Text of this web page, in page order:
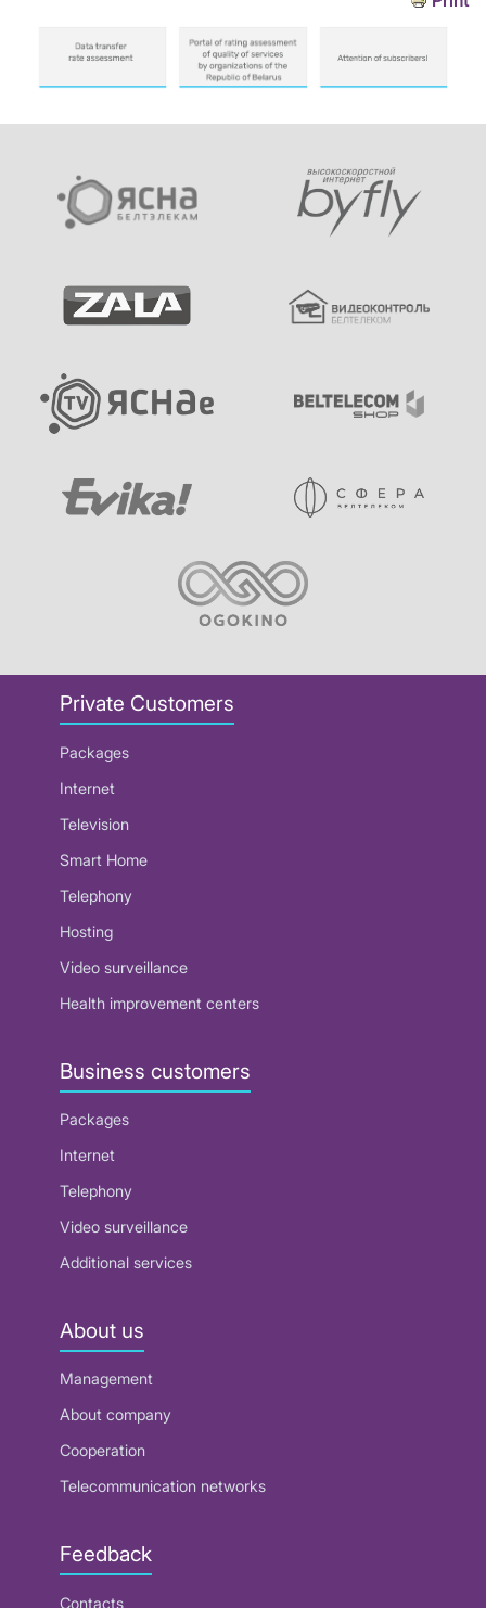
Private Customers
Packages
Internet
Television
Smart Home
Telephony
Hosting
Video surveillance
Health improvement centers
Business customers
Packages
Internet
Telephony
Video surveillance
Additional services
About us
Management
About company
Cooperation
Telecommunication networks
Feedback
Contacts